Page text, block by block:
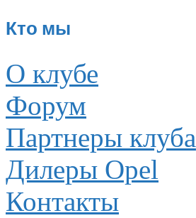
Кто мы
О клубе
Форум
Партнеры клуба
Дилеры Opel
Контакты